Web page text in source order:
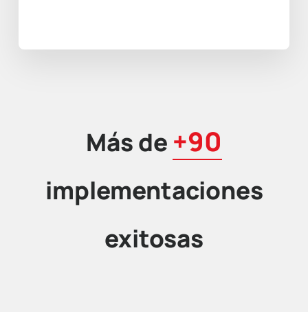
Más de +90
implementaciones
exitosas